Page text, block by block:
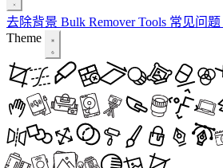
去除背景 Bulk RemoverTools 常见问题
Theme